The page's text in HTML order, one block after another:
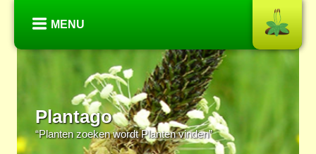
MENU
Plantago
“Planten zoeken wordt Planten vinden”